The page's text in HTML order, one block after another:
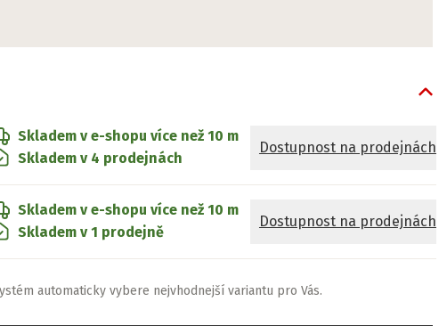
Skladem v e-shopu více než 10 m
Skladem v 4 prodejnách
Dostupnost na prodejnách
Skladem v e-shopu více než 10 m
Skladem v 1 prodejně
Dostupnost na prodejnách
automaticky vybere nejvhodnejší variantu pro Vás.